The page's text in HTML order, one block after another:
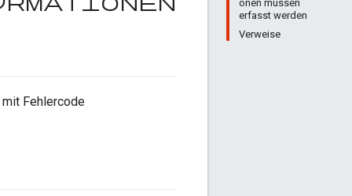
onen müssen
erfasst werden
Verweise
mit Fehlercode